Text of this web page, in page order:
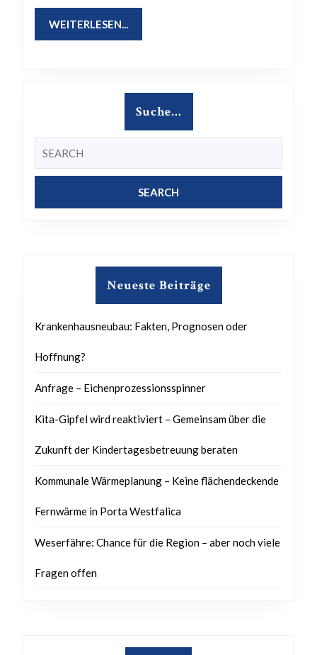
WEITERLESEN...
Suche…
for:
Neueste Beiträge
Krankenhausneubau: Fakten, Prognosen oder
Hoffnung?
Anfrage – Eichenprozessionsspinner
Kita-Gipfel wird reaktiviert – Gemeinsam über die
Zukunft der Kindertagesbetreuung beraten
Kommunale Wärmeplanung – Keine flächendeckende
Fernwärme in Porta Westfalica
Weserfähre: Chance für die Region – aber noch viele
Fragen offen